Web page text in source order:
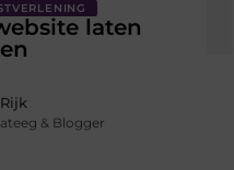
laten
& Blogger